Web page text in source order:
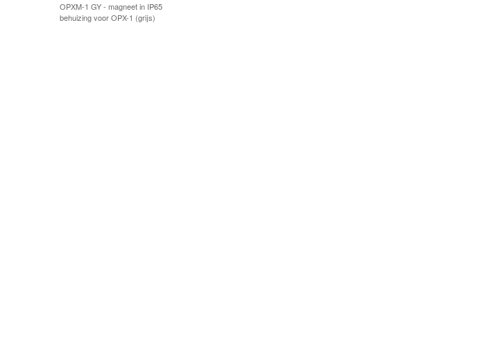
OPXM-1 GY - magneet in IP65
behuizing voor OPX-1 (grijs)